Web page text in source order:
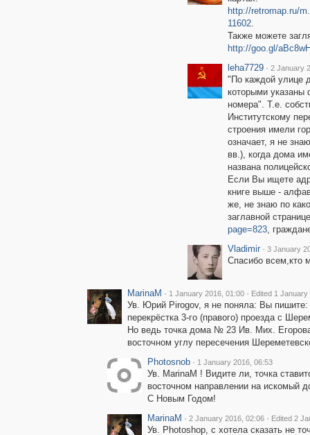
http://retromap.ru/
11602.
Также можете
http://goo.gl/
leha7729 · 2 January
"По каждой улице
которыми указаны
номера". Т.е.
Институтскому
строения имели
означает, я не
вв.), когда дома
названа
Если Вы ищете
книге выше -
же, не знаю по
заглавной
page=823,
Vladimir · 3 January
Спасибо всем,кто
MarinaM · 1 January 2016, 01:00 · Edited 1 January
Ув. Юрий Pirogov, я не поняла: Вы
перекрёстка 3-го (правого) проезда с
Но ведь точка дома № 23 Ив. Мих.
восточном углу пересечения
Photosnob · 1 January 2016, 06:53
Ув. MarinaM ! Видите ли, точка
восточном направлении на искомый
С Новым Годом!
MarinaM · 2 January 2016, 02:06 · Edited 2
Ув. Photoshop, с хотела сказать не